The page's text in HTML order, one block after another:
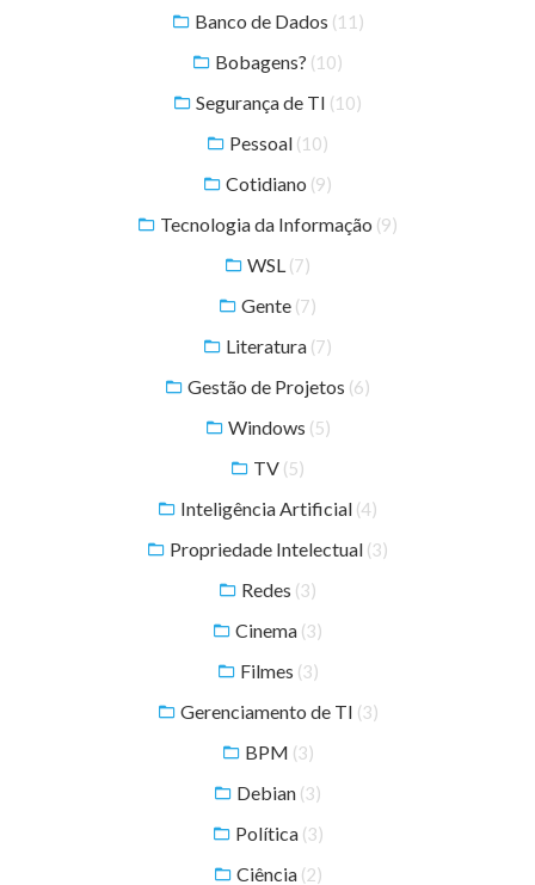
Banco de Dados (11)
Bobagens? (10)
Segurança de TI (10)
Pessoal (10)
Cotidiano (9)
Tecnologia da Informação (9)
WSL (7)
Gente (7)
Literatura (7)
Gestão de Projetos (6)
Windows (5)
TV (5)
Inteligência Artificial (4)
Propriedade Intelectual (3)
Redes (3)
Cinema (3)
Filmes (3)
Gerenciamento de TI (3)
BPM (3)
Debian (3)
Política (3)
Ciência (2)